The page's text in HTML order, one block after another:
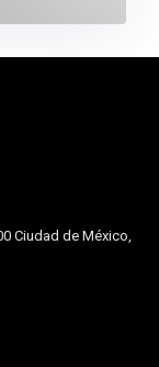
Ciudad de México,